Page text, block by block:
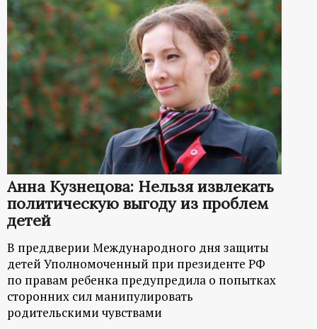
Анна Кузнецова: Нельзя извлекать
политическую выгоду из проблем
детей
В преддверии Международного дня защиты
детей Уполномоченный при президенте РФ
по правам ребенка предупредила о попытках
сторонних сил манипулировать
родительскими чувствами